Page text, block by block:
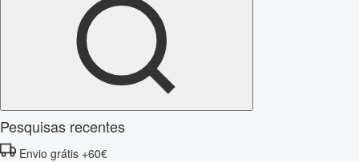
Pesquisas recentes
Envio grátis +60€